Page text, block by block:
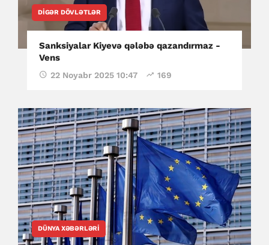
DIGƏR DÖVLƏTLƏR
Sanksiyalar Kiyevə qələbə qazandırmaz -
Vens
22 Noyabr 2025 10:47 169
DÜNYA XƏBƏRLƏRI